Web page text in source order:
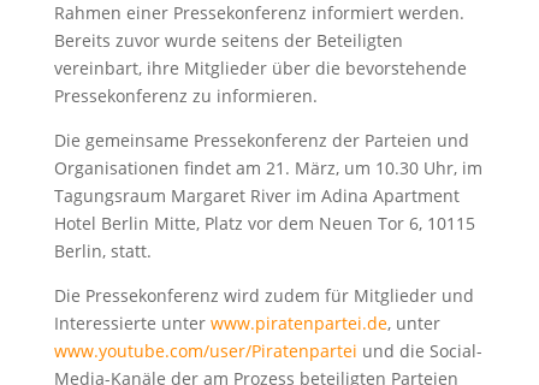
Rahmen einer Pressekonferenz informiert werden.
Bereits zuvor wurde seitens der Beteiligten
vereinbart, ihre Mitglieder über die bevorstehende
Pressekonferenz zu informieren.
Die gemeinsame Pressekonferenz der Parteien und
Organisationen findet am 21. März, um 10.30 Uhr, im
Tagungsraum Margaret River im Adina Apartment
Hotel Berlin Mitte, Platz vor dem Neuen Tor 6, 10115
Berlin, statt.
Die Pressekonferenz wird zudem für Mitglieder und
Interessierte unter www.piratenpartei.de, unter
www.youtube.com/user/Piratenpartei und die Social-
Media-Kanäle der am Prozess beteiligten Parteien